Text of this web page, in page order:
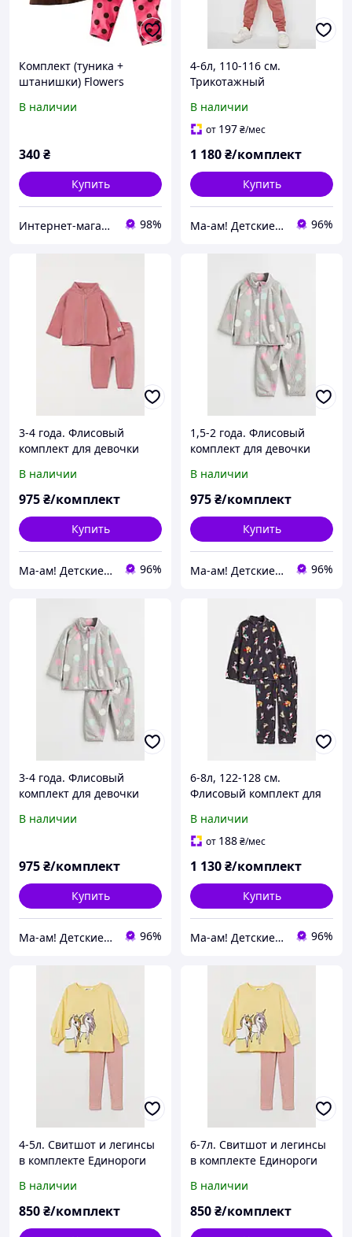
Комплект (туника +
штанишки) Flowers
117 см
В наличии
340₴
Купить
Интернет-магазин DetkiShop 98%
4-6л, 110-116 см.
Трикотажный
H&M. В наличии.
В наличии
от 197₴/мес
1 180₴/комплект
Купить
Ма-ам! Детские вещи для счастливого детства 👦 96%
3-4 года. Флисовый
комплект для девочки
В наличии
975₴/комплект
Купить
Ма-ам! Детские вещи для счастливого детства 👦 96%
1,5-2 года. Флисовый
комплект для девочки
В наличии
975₴/комплект
Купить
Ма-ам! Детские вещи для счастливого детства 👦 96%
3-4 года. Флисовый
комплект для девочки
В наличии
975₴/комплект
Купить
Ма-ам! Детские вещи для счастливого детства 👦 96%
6-8л, 122-128 см.
Флисовый комплект для
В наличии
от 188₴/мес
1 130₴/комплект
Купить
Ма-ам! Детские вещи для счастливого детства 👦 96%
4-5л. Свитшот и легинсы
в комплекте Единороги
В наличии
850₴/комплект
6-7л. Свитшот и легинсы
в комплекте Единороги
В наличии
850₴/комплект